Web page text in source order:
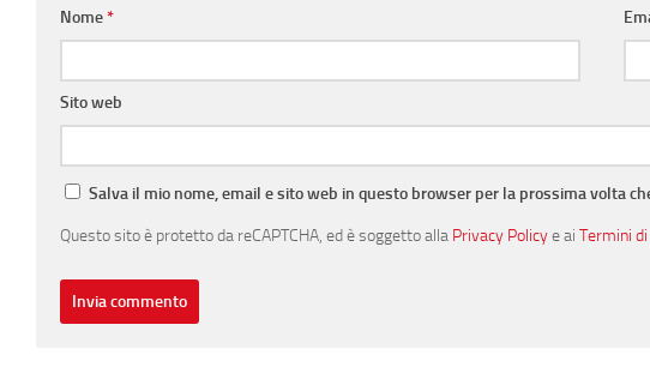
Nome*
Sito web
Salva il mio nome, email e sito web in questo browser per la prossima volta
Questo sito è protetto da reCAPTCHA, ed è soggetto alla Privacy Policye ai Termini